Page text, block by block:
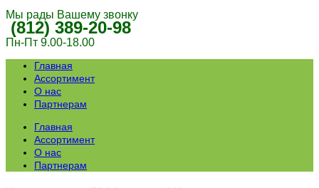
Мы рады Вашему звонку
(812) 389-20-98
Пн-Пт 9.00-18.00
Главная
Ассортимент
О нас
Партнерам
Главная
Ассортимент
О нас
Партнерам